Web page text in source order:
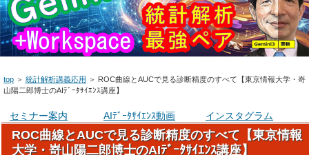
top ＞ 統計解析講義応用 ＞ ROC曲線とAUCで見る診断精度のすべて【東京情報大学・嵜
山陽二郎博士のAIﾃﾞｰﾀｻｲｴﾝｽ講座】
セミナー案内 AIﾃﾞｰﾀｻｲｴﾝｽ動画 インスタグラム
ROC曲線とAUCで見る診断精度のすべて【東京情報
大学・嵜山陽二郎博士のAIﾃﾞｰﾀｻｲｴﾝｽ講座】